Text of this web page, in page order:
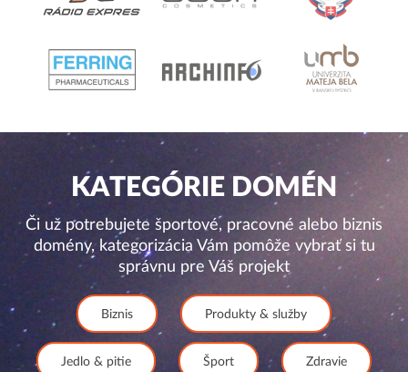
KATEGÓRIE DOMÉN
Či už potrebujete športové, pracovné alebo biznis
domény, kategorizácia Vám pomôže vybrať si tu
správnu pre Váš projekt
Biznis Produkty & služby
Jedlo & pitie Šport Zdravie